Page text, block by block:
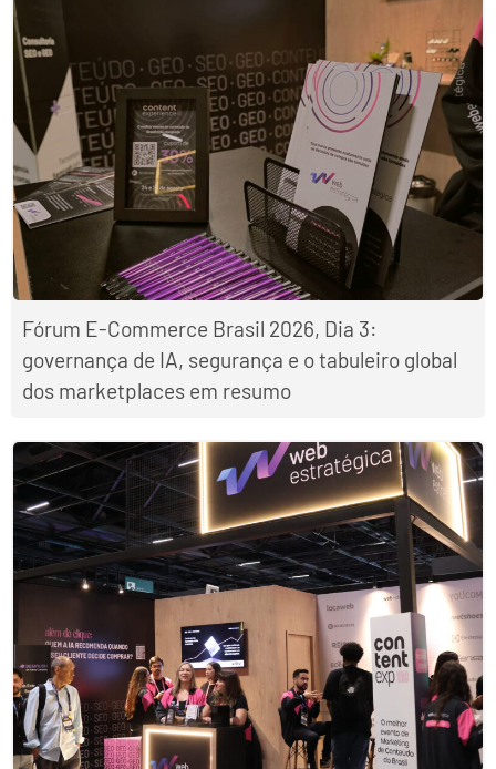
Fórum E-Commerce Brasil 2026, Dia 3:
governança de IA, segurança e o tabuleiro global
dos marketplaces em resumo